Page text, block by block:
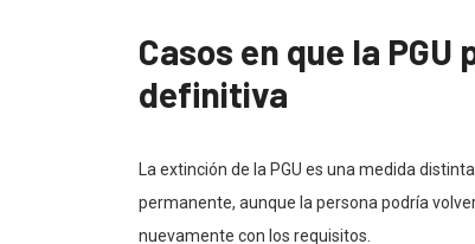
Casos en que la
definitiva
La extinción de la PGU es una medida
permanente, aunque la persona podría
nuevamente con los requisitos.